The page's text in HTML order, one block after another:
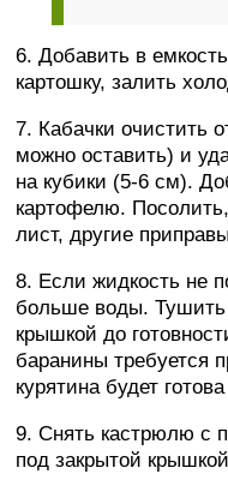
6. Добавить в
картошку, залить
7. Кабачки очистить
можно оставить) и
на кубики (5-6 см).
картофелю.
лист, другие
8. Если жидкость не
больше воды. Тушить
крышкой до
баранины требуется
курятина будет
9. Снять кастрюлю с
под закрытой